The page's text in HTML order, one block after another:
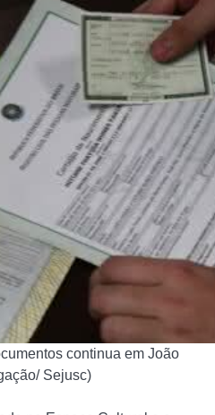
continua em João
Sejusc)